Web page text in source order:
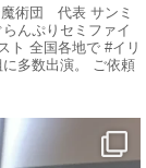
魔術団 代表 サンミ
らんぷりセミファイ
ト 全国各地で #イリ
多数出演。 ご依頼